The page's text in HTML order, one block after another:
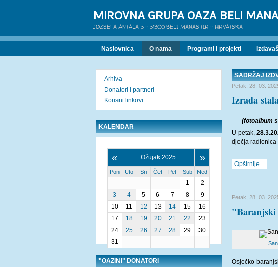
MIROVNA GRUPA OAZA BELI
JOZSEFA ANTALA 3 - 31300 BELI MANASTIR - HRVATSKA
Naslovnica O nama Programi i projekti
SADRŽAJ
Petak, 28. 03.
Izrada
(fotoalbum
U petak,
dječja radionica
Opširnije...
Petak, 28. 03.
"Baranjski
Osječko-
Arhiva
Donatori i partneri
Korisni linkovi
KALENDAR
« Ožujak 2025 »
Pon Uto Sri Čet Pet Sub Ned
1
2
3
4 5 6 7 8
9
10
11 12 13 14 15
16
17
18 19 20 21 22
23
24
25 26 27 28 29
30
31
"OAZINI" DONATORI